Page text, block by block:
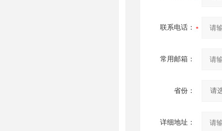
联系电话：
常用邮箱：
省份：
详细地址：